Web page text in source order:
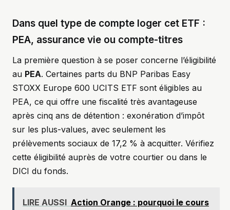
Dans quel type de compte loger cet ETF :
PEA, assurance vie ou compte-titres
La première question à se poser concerne l’éligibilité
au PEA. Certaines parts du BNP Paribas Easy
STOXX Europe 600 UCITS ETF sont éligibles au
PEA, ce qui offre une fiscalité très avantageuse
après cinq ans de détention : exonération d’impôt
sur les plus-values, avec seulement les
prélèvements sociaux de 17,2 % à acquitter. Vérifiez
cette éligibilité auprès de votre courtier ou dans le
DICI du fonds.
LIRE AUSSI Action Orange : pourquoi le cours